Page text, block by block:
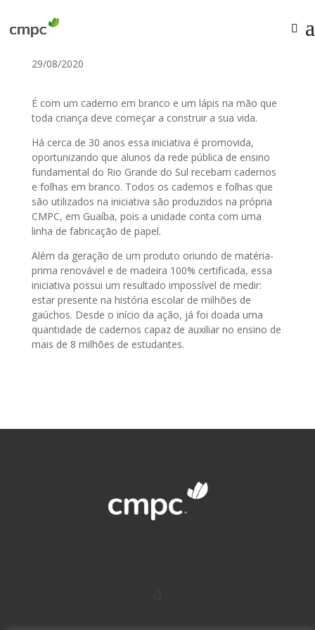
29/08/2020
É com um caderno em branco e um lápis na mão que
toda criança deve começar a construir a sua vida.
Há cerca de 30 anos essa iniciativa é promovida,
oportunizando que alunos da rede pública de ensino
fundamental do Rio Grande do Sul recebam cadernos
e folhas em branco. Todos os cadernos e folhas que
são utilizados na iniciativa são produzidos na própria
CMPC, em Guaíba, pois a unidade conta com uma
linha de fabricação de papel.
Além da geração de um produto oriundo de matéria-
prima renovável e de madeira 100% certificada, essa
iniciativa possui um resultado impossível de medir:
estar presente na história escolar de milhões de
gaúchos. Desde o início da ação, já foi doada uma
quantidade de cadernos capaz de auxiliar no ensino de
mais de 8 milhões de estudantes.